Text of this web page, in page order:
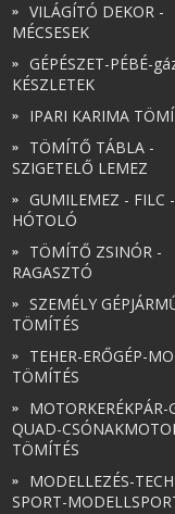
VILÁGÍTÓ DEKOR -
MÉCSESEK
GÉPÉSZET-PÉBÉ-
KÉSZLETEK
IPARI KARIMA
TÖMÍTŐ TÁBLA -
SZIGETELŐ LEMEZ
GUMILEMEZ - FILC -
HÓTOLÓ
TÖMÍTŐ ZSINÓR -
RAGASZTÓ
SZEMÉLY
TÖMÍTÉS
TEHER-ERŐGÉP-
TÖMÍTÉS
MOTORKERÉKPÁR-
QUAD-
TÖMÍTÉS
MODELLEZÉS-
SPORT-